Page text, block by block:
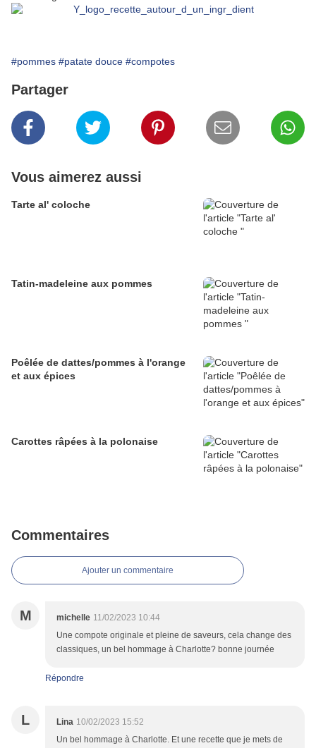
#pommes #patate douce #compotes
Partager
Vous aimerez aussi
Tarte al' coloche
Tatin-madeleine aux pommes
Poêlée de dattes/pommes à l'orange
et aux épices
Carottes râpées à la polonaise
Commentaires
Ajouter un commentaire
M michelle 11/02/2023 10:44
Une compote originale et pleine de saveurs, cela change des
classiques, un bel hommage à Charlotte? bonne journée
Répondre
L Lina 10/02/2023 15:52
Un bel hommage à Charlotte. Et une recette que je mets de